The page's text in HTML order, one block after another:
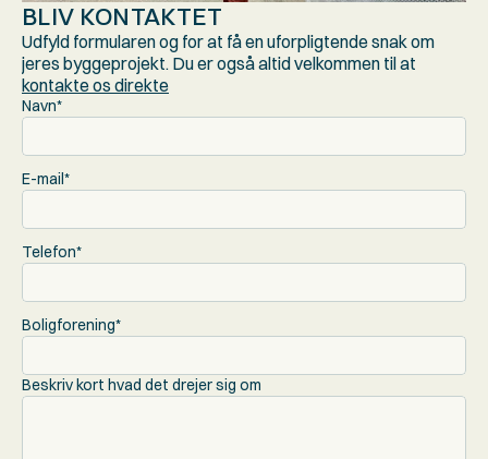
BLIV KONTAKTET
Udfyld formularen og for at få en uforpligtende snak om
kontakte os direkte
Navn*
E-mail*
Telefon*
Boligforening*
Beskriv kort hvad det drejer sig om